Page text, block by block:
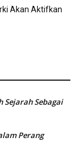
Akan Aktifkan
Sejarah Sebagai
Perang